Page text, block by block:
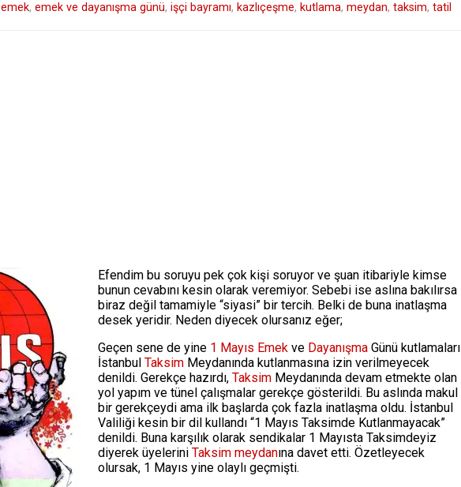
emek, emek ve dayanışma günü, işçi bayramı, kazlıçeşme, kutlama, meydan, taksim, tatil
Efendim bu soruyu pek çok kişi soruyor ve şuan itibariyle kimse
bunun cevabını kesin olarak veremiyor. Sebebi ise aslına bakılırsa
biraz değil tamamiyle “siyasi” bir tercih. Belki de buna inatlaşma
desek yeridir. Neden diyecek olursanız eğer;
Geçen sene de yine 1 Mayıs Emek ve Dayanışma Günü kutlamaları
İstanbul Taksim Meydanında kutlanmasına izin verilmeyecek
denildi. Gerekçe hazırdı, Taksim Meydanında devam etmekte olan
yol yapım ve tünel çalışmalar gerekçe gösterildi. Bu aslında makul
bir gerekçeydi ama ilk başlarda çok fazla inatlaşma oldu. İstanbul
Valiliği kesin bir dil kullandı “1 Mayıs Taksimde Kutlanmayacak”
denildi. Buna karşılık olarak sendikalar 1 Mayısta Taksimdeyiz
diyerek üyelerini Taksim meydanına davet etti. Özetleyecek
olursak, 1 Mayıs yine olaylı geçmişti.